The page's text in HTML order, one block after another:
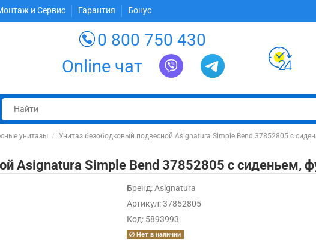
и Сервис Гарантия Бонус
0 800 750 430
Online чат
унитазы Унитаз безободковый подвесной Asignatura Simple Bend 37852805 с
Asignatura Simple Bend 37852805 с сиденьем,
Бренд:Asignatura
Артикул:37852805
Код: 5893993
Нет в наличии